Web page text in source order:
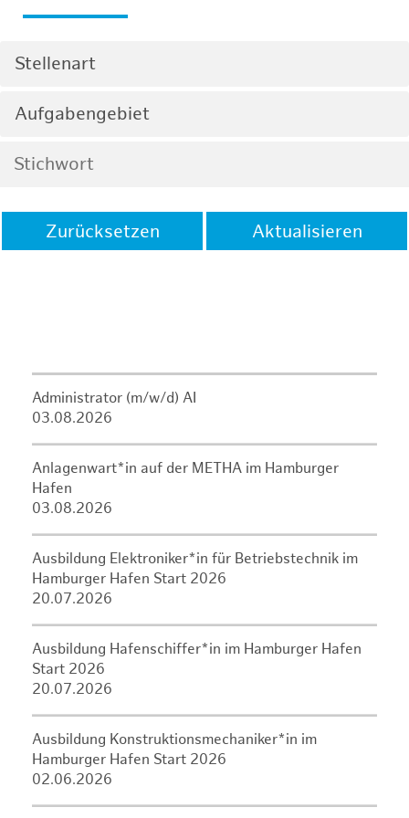
Stellenart
Aufgabengebiet
Zurücksetzen Aktualisieren
Administrator (m/w/d) AI
03.08.2026
Anlagenwart*in auf der METHA im Hamburger
Hafen
03.08.2026
Ausbildung Elektroniker*in für Betriebstechnik im
Hamburger Hafen Start 2026
20.07.2026
Ausbildung Hafenschiffer*in im Hamburger Hafen
Start 2026
20.07.2026
Ausbildung Konstruktionsmechaniker*in im
Hamburger Hafen Start 2026
02.06.2026